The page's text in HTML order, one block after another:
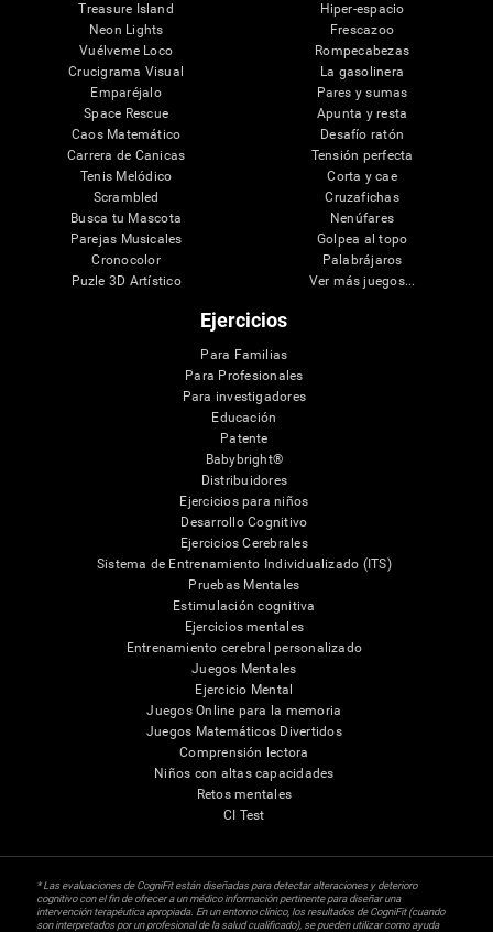
Treasure Island
Neon Lights
Vuélveme Loco
Crucigrama Visual
Emparéjalo
Space Rescue
Caos Matemático
Carrera de Canicas
Tenis Melódico
Scrambled
Busca tu Mascota
Parejas Musicales
Cronocolor
Puzle 3D Artístico
Hiper-espacio
Frescazoo
Rompecabezas
La gasolinera
Pares y sumas
Apunta y resta
Desafío ratón
Tensión perfecta
Corta y cae
Cruzafichas
Nenúfares
Golpea al topo
Palabrájaros
Ver más juegos...
Ejercicios
Para Familias
Para Profesionales
Para investigadores
Educación
Patente
Babybright®
Distribuidores
Ejercicios para niños
Desarrollo Cognitivo
Ejercicios Cerebrales
Sistema de Entrenamiento Individualizado (ITS)
Pruebas Mentales
Estimulación cognitiva
Ejercicios mentales
Entrenamiento cerebral personalizado
Juegos Mentales
Ejercicio Mental
Juegos Online para la memoria
Juegos Matemáticos Divertidos
Comprensión lectora
Niños con altas capacidades
Retos mentales
CI Test
* Las evaluaciones de CogniFit están diseñadas para detectar alteraciones y deterioro
cognitivo con el fin de ofrecer a un médico información pertinente para diseñar una
intervención terapéutica apropiada. En un entorno clínico, los resultados de CogniFit (cuando
son interpretados por un profesional de la salud cualificado), se pueden utilizar como ayuda